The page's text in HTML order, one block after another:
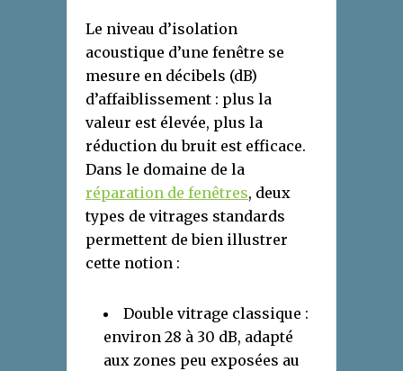
Le niveau d’isolation
acoustique d’une fenêtre se
mesure en décibels (dB)
d’affaiblissement : plus la
valeur est élevée, plus la
réduction du bruit est efficace.
Dans le domaine de la
réparation de fenêtres, deux
types de vitrages standards
permettent de bien illustrer
cette notion :
Double vitrage classique :
environ 28 à 30 dB, adapté
aux zones peu exposées au